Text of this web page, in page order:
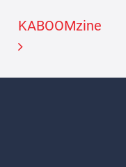
KABOOMzine